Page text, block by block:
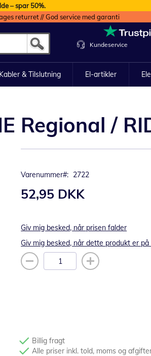
– spar 50%.
returret // God service med garanti
Kundeservice
Kabler & Tilslutning El-artikler
Regional /
Varenummer 2722
52,95 DKK
Giv mig besked, når prisen falder
Giv mig besked, når dette produkt er på
Billig fragt
Alle priser inkl. told, moms og